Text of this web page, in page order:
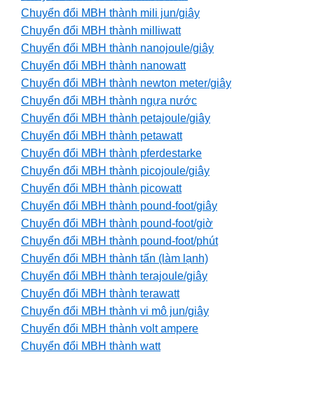
Chuyển đổi MBH thành mili jun/giây
Chuyển đổi MBH thành milliwatt
Chuyển đổi MBH thành nanojoule/giây
Chuyển đổi MBH thành nanowatt
Chuyển đổi MBH thành newton meter/giây
Chuyển đổi MBH thành ngựa nước
Chuyển đổi MBH thành petajoule/giây
Chuyển đổi MBH thành petawatt
Chuyển đổi MBH thành pferdestarke
Chuyển đổi MBH thành picojoule/giây
Chuyển đổi MBH thành picowatt
Chuyển đổi MBH thành pound-foot/giây
Chuyển đổi MBH thành pound-foot/giờ
Chuyển đổi MBH thành pound-foot/phút
Chuyển đổi MBH thành tấn (làm lạnh)
Chuyển đổi MBH thành terajoule/giây
Chuyển đổi MBH thành terawatt
Chuyển đổi MBH thành vi mô jun/giây
Chuyển đổi MBH thành volt ampere
Chuyển đổi MBH thành watt